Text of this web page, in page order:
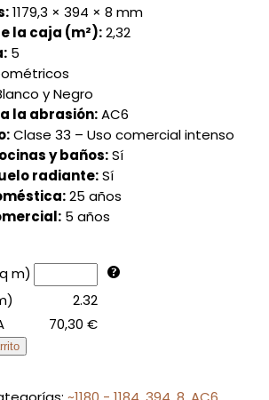
1179,3 × 394 × 8 mm
la caja (m²):2,32
5
y Negro
la abrasión:AC6
Clase 33 – Uso comercial intenso
y baños:Sí
radiante:Sí
25 años
5 años
m)
2.32
70,30 €